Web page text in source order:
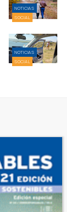
NOTICIAS
SOCIAL
NOTICIAS
SOCIAL